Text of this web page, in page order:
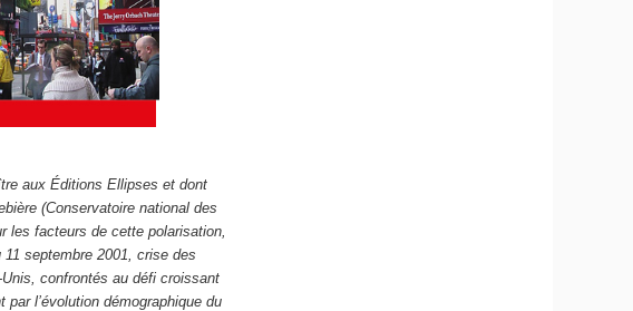
aux Éditions Ellipses et dont
(Conservatoire national des
les facteurs de cette polarisation,
septembre 2001, crise des
confrontés au défi croissant
l’évolution démographique du